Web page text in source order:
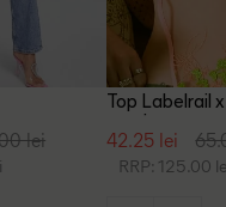
lei
Top Labelrail
42.25 lei
RRP: 125.00